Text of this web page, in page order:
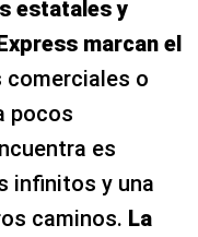
estatales y
marcan el
comerciales o
pocos
es
infinitos y una
caminos. La